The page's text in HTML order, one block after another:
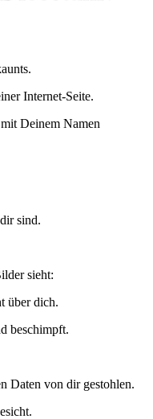
Internet-Seite.
Deinem Namen
sind.
sieht:
über dich.
beschimpft.
Daten von dir gestohlen.